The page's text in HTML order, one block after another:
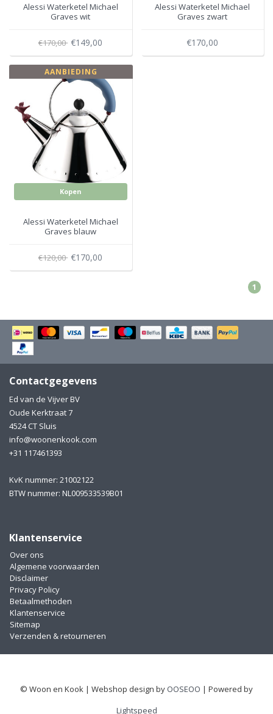
Inmaken
Thee
Beach, Pool and Sun
Alessi Waterketel Michael
Graves wit
€170,00 €149,00
Alessi Waterketel Michael
Graves zwart
€170,00
AANBIEDING
Kopen
Alessi Waterketel Michael
Graves blauw
€120,00 €170,00
1
Contactgegevens
Ed van de Vijver BV
Oude Kerktraat 7
4524 CT Sluis
info@woonenkook.com
+31 117461393
KvK nummer: 21002122
BTW nummer: NL009533539B01
Klantenservice
Over ons
Algemene voorwaarden
Disclaimer
Privacy Policy
Betaalmethoden
Klantenservice
Sitemap
Verzenden & retourneren
© Woon en Kook | Webshop design by OOSEOO | Powered by
Lightspeed